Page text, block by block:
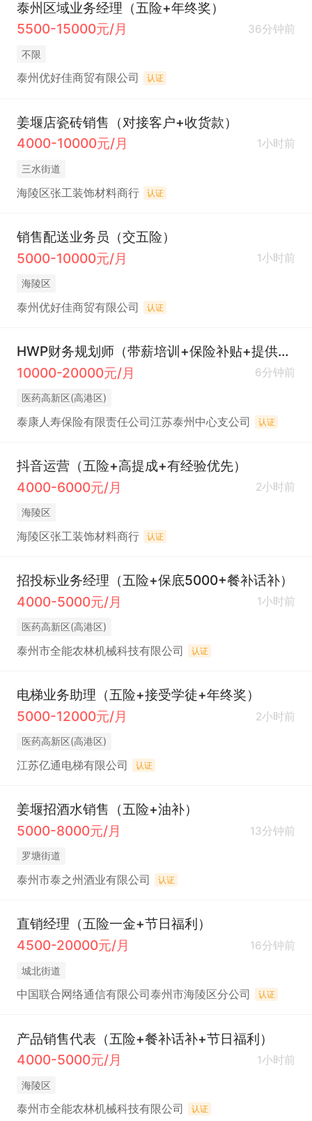
泰州区域业务经理（五险+年终奖）
5500-15000元/月
36分钟前
不限
泰州优好佳商贸有限公司 认证
姜堰店瓷砖销售（对接客户+收货款）
4000-10000元/月
1小时前
三水街道
海陵区张工装饰材料商行 认证
销售配送业务员（交五险）
5000-10000元/月
1小时前
海陵区
泰州优好佳商贸有限公司 认证
HWP财务规划师（带薪培训+保险补贴+提供客源）
10000-20000元/月
6分钟前
医药高新区(高港区)
泰康人寿保险有限责任公司江苏泰州中心支公司 认证
抖音运营（五险+高提成+有经验优先）
4000-6000元/月
2小时前
海陵区
海陵区张工装饰材料商行 认证
招投标业务经理（五险+保底5000+餐补话补）
4000-5000元/月
1小时前
医药高新区(高港区)
泰州市全能农林机械科技有限公司 认证
电梯业务助理（五险+接受学徒+年终奖）
5000-12000元/月
2小时前
医药高新区(高港区)
江苏亿通电梯有限公司 认证
姜堰招酒水销售（五险+油补）
5000-8000元/月
13分钟前
罗塘街道
泰州市泰之州酒业有限公司 认证
直销经理（五险一金+节日福利）
4500-20000元/月
16分钟前
城北街道
中国联合网络通信有限公司泰州市海陵区分公司 认证
产品销售代表（五险+餐补话补+节日福利）
4000-5000元/月
1小时前
海陵区
泰州市全能农林机械科技有限公司 认证